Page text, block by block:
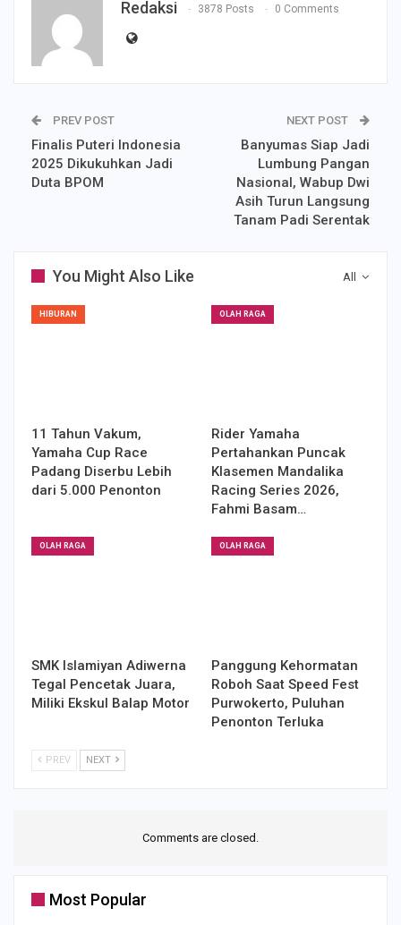
Redaksi 3878 Posts 0 Comments
PREV POST
Finalis Puteri Indonesia
2025 Dikukuhkan Jadi
Duta BPOM
NEXT POST
Banyumas Siap Jadi
Lumbung Pangan
Nasional, Wabup Dwi
Asih Turun Langsung
Tanam Padi Serentak
All
You Might Also Like
HIBURAN
11 Tahun Vakum,
Yamaha Cup Race
Padang Diserbu Lebih
dari 5.000 Penonton
OLAH RAGA
Rider Yamaha
Pertahankan Puncak
Klasemen Mandalika
Racing Series 2026,
Fahmi Basam…
OLAH RAGA
SMK Islamiyan Adiwerna
Tegal Pencetak Juara,
Miliki Ekskul Balap Motor
OLAH RAGA
Panggung Kehormatan
Roboh Saat Speed Fest
Purwokerto, Puluhan
Penonton Terluka
PREV NEXT
Comments are closed.
Most Popular